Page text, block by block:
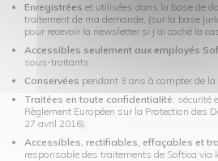
Enregistrées et utilisées dans la base de
traitement de ma demande, (sur la base
pour recevoir la newsletter si j’ai coché la
Accessibles seulement aux employés
sous-traitants.
Conservées pendant 3 ans à compter de
Traitées en toute confidentialité, sécurité
Règlement Européen sur la Protection des
27 avril 2016).
Accessibles, rectifiables, effaçables et
responsable des traitements de Softica via